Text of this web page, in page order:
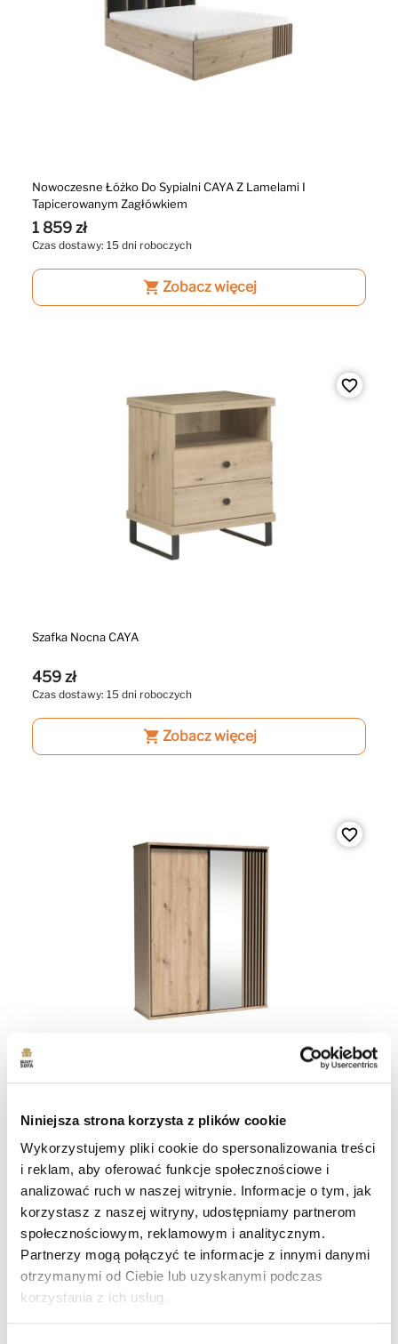
Niniejsza strona korzysta z plików cookie
Wykorzystujemy pliki cookie do spersonalizowania treści
i reklam, aby oferować funkcje społecznościowe i
analizować ruch w naszej witrynie. Informacje o tym, jak
korzystasz z naszej witryny, udostępniamy partnerom
społecznościowym, reklamowym i analitycznym.
Partnerzy mogą połączyć te informacje z innymi danymi
otrzymanymi od Ciebie lub uzyskanymi podczas
korzystania z ich usług.
Nowoczesne Łóżko Do Sypialni CAYA Z Lamelami I
Tapicerowanym Zagłówkiem
1 859 zł
Czas dostawy: 15 dni roboczych
shopping_cart Zobacz więcej
favorite_border
Szafka Nocna CAYA
459 zł
Czas dostawy: 15 dni roboczych
shopping_cart Zobacz więcej
favorite_border
Szafa Z Lustrem I Lamelami Caya 179 Cm
2 119 zł
Czas dostawy: 15 dni roboczych
shopping_cartZobacz więcej